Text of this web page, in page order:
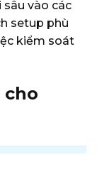
sâu vào các
setup phù
kiểm soát